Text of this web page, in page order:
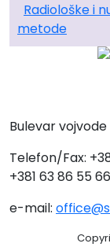
Radiološke i
metode
Bulevar vojvode
Telefon/Fax:
+381 63 86 55
e-mail: